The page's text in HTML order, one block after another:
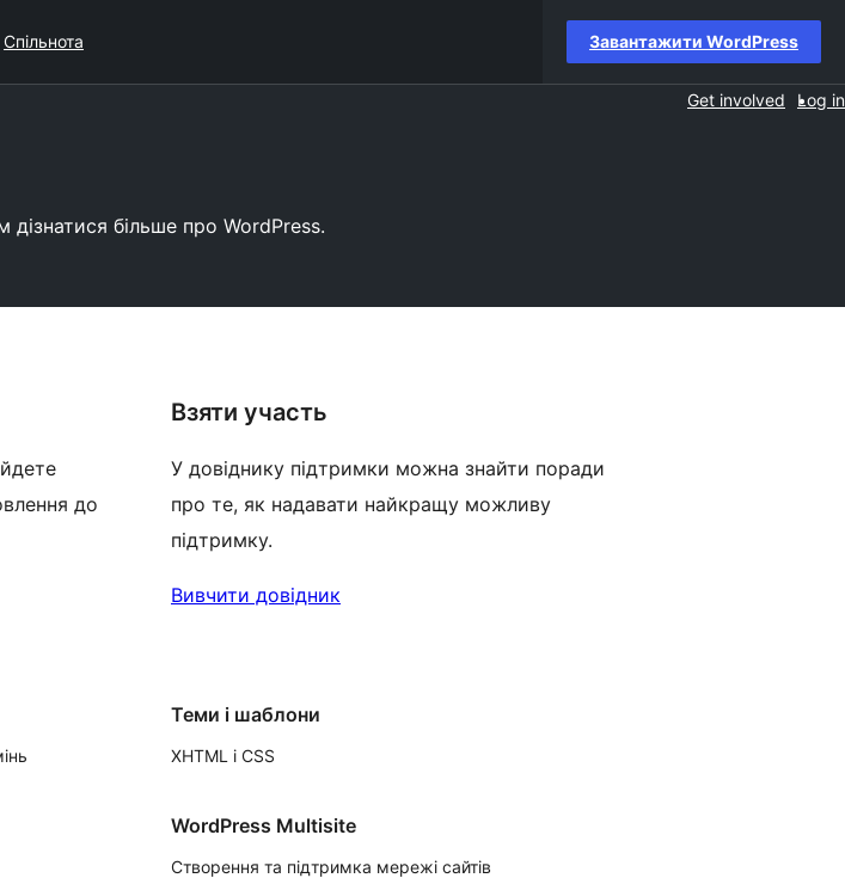
Спільнота Завантажити WordPress
Get involved Log in
більше про WordPress.
до
Взяти участь
У довіднику підтримки можна знайти поради
про те, як надавати найкращу можливу
підтримку.
Вивчити довідник
Теми і шаблони
XHTML і CSS
WordPress Multisite
Створення та підтримка мережі сайтів